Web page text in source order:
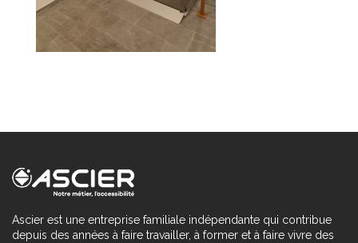
Ascier est une entreprise familiale indépendante qui contribue
depuis des années à faire travailler, à former et à faire vivre des